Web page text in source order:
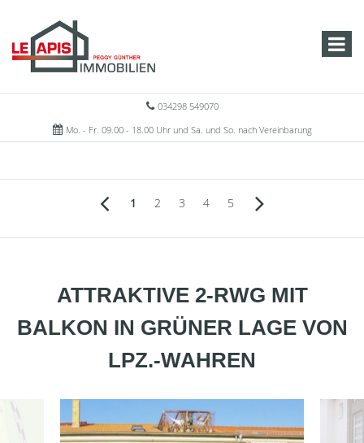
034298 549070
Mo. - Fr. 09.00 - 18.00 Uhr und Sa. und So. nach Vereinbarung
1 2 3 4 5
ATTRAKTIVE 2-RWG MIT
BALKON IN GRÜNER LAGE VON
LPZ.-WAHREN